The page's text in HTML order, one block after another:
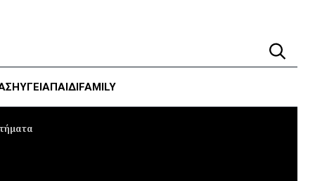
ΥΓΕΊΑΠΑΙΔΙFAMILY